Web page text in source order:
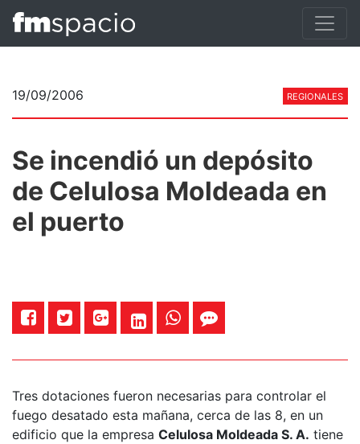
19/09/2006 REGIONALES
Se incendió un depósito
de Celulosa Moldeada en
el puerto
Tres dotaciones fueron necesarias para controlar el
fuego desatado esta mañana, cerca de las 8, en un
edificio que la empresa Celulosa Moldeada S. A. tiene